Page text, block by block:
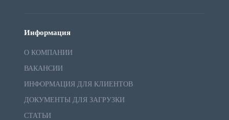
Информация
О КОМПАНИИ
ВАКАНСИИ
ИНФОРМАЦИЯ ДЛЯ КЛИЕНТОВ
ДОКУМЕНТЫ ДЛЯ ЗАГРУЗКИ
СТАТЬИ